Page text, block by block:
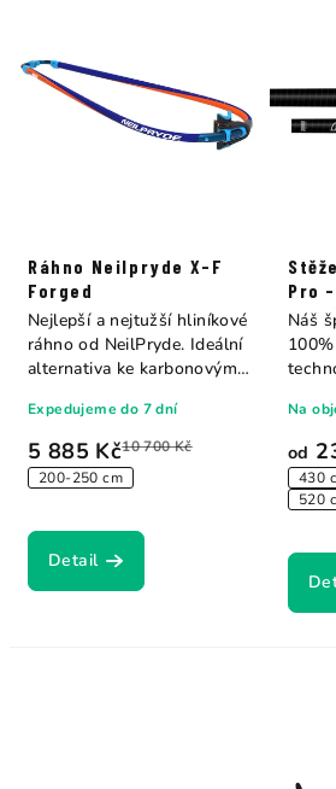
Ráhno Neilpryde X-F
Forged
5 885 Kč10 700 Kč
200-250 cm
Expedujeme do 7 dní
Detail
Nejlepší a nejtužší hliníkové
ráhno od NeilPryde. Ideální
alternativa ke karbonovým
Pro -
na
od
430
520
Na
Náš